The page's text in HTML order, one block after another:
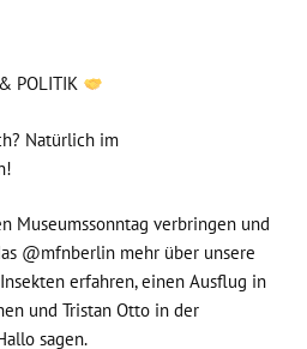
& POLITIK
Natürlich im
Museumssonntag verbringen und
@mfnberlin mehr über unsere
erfahren, einen Ausflug in
und Tristan Otto in der
sagen.